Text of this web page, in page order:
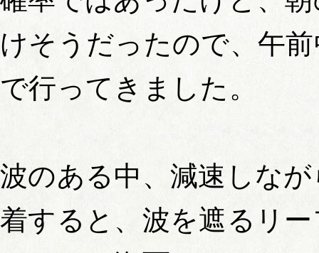
けそうだったので、午
で行ってきました。
波のある中、減速しな
着すると、波を遮るリ